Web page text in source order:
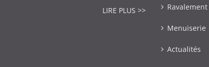
LIRE PLUS >>
Ravalement
Menuiserie
Actualités